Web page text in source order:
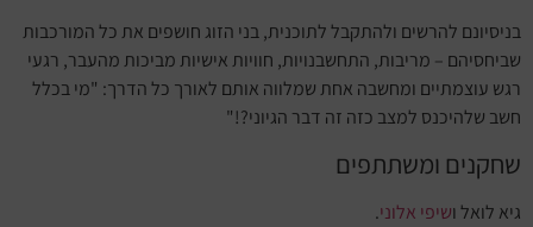
בניסיונם להרשים ולהתקבל לתוכנית, בני הזוג חושפים את כל המורכבות
שביחסיהם – מריבות, התחשבנויות, חוויות אישיות מביכות מהעבר, רגעי
רגש עוצמתיים ומחשבה אחת שמלווה אותם לאורך כל הדרך: "מי בכלל
חשב שלהיכנס למצב כזה זה דבר הגיוני?!"
שחקנים ומשתתפים
גיא לואל ושיפי אלוני.